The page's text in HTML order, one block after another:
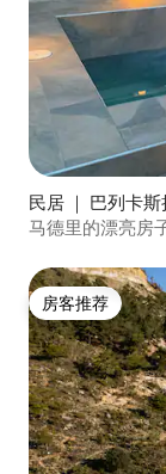
民居 ｜ 巴列卡
马德里的漂亮房
房客推荐
房客推荐